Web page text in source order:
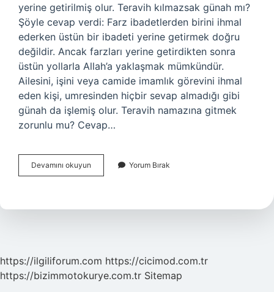
yerine getirilmiş olur. Teravih kılmazsak günah mı?
Şöyle cevap verdi: Farz ibadetlerden birini ihmal
ederken üstün bir ibadeti yerine getirmek doğru
değildir. Ancak farzları yerine getirdikten sonra
üstün yollarla Allah’a yaklaşmak mümkündür.
Ailesini, işini veya camide imamlık görevini ihmal
eden kişi, umresinden hiçbir sevap almadığı gibi
günah da işlemiş olur. Teravih namazına gitmek
zorunlu mu? Cevap…
Devamını okuyun
Namazı
Mudur
Yorum Bırak
https://ilgiliforum.com https://cicimod.com.tr
https://bizimmotokurye.com.tr Sitemap